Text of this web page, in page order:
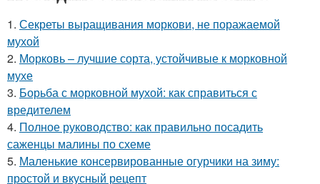
1. Секреты выращивания моркови, не поражаемой
мухой
2. Морковь – лучшие сорта, устойчивые к морковной
мухе
3. Борьба с морковной мухой: как справиться с
вредителем
4. Полное руководство: как правильно посадить
саженцы малины по схеме
5. Маленькие консервированные огурчики на зиму:
простой и вкусный рецепт